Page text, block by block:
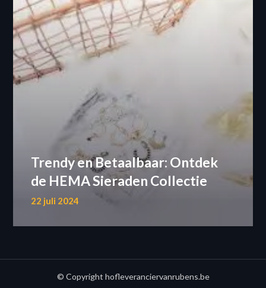
Trendy en Betaalbaar: Ontdek
de HEMA Sieraden Collectie
22 juli 2024
© Copyright hofleveranciervanrubens.be